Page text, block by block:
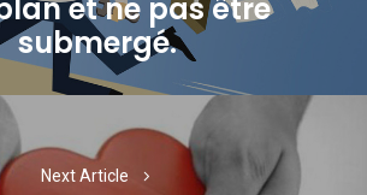
post:
et ne pas être
submergé.
Next Article